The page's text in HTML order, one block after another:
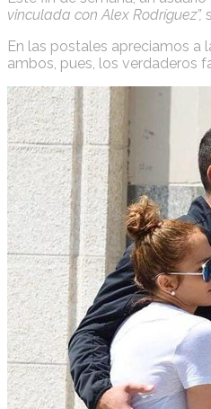
vinculada con Alex Rodríguez”,
En las postales apreciamos a
ambos, pues, los verdaderos